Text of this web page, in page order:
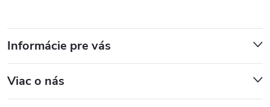
Informácie pre vás
Viac o nás